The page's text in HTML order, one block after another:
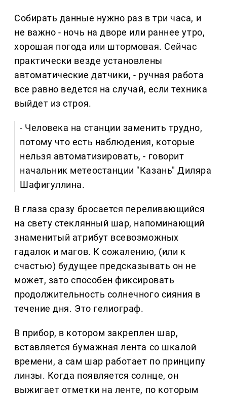
Собирать данные нужно раз в три часа, и
не важно - ночь на дворе или раннее утро,
хорошая погода или штормовая. Сейчас
практически везде установлены
автоматические датчики, - ручная работа
все равно ведется на случай, если техника
выйдет из строя.
- Человека на станции заменить трудно,
потому что есть наблюдения, которые
нельзя автоматизировать, - говорит
начальник метеостанции "Казань" Диляра
Шафигуллина.
В глаза сразу бросается переливающийся
на свету стеклянный шар, напоминающий
знаменитый атрибут всевозможных
гадалок и магов. К сожалению, (или к
счастью) будущее предсказывать он не
может, зато способен фиксировать
продолжительность солнечного сияния в
течение дня. Это гелиограф.
В прибор, в котором закреплен шар,
вставляется бумажная лента со шкалой
времени, а сам шар работает по принципу
линзы. Когда появляется солнце, он
выжигает отметки на ленте, по которым